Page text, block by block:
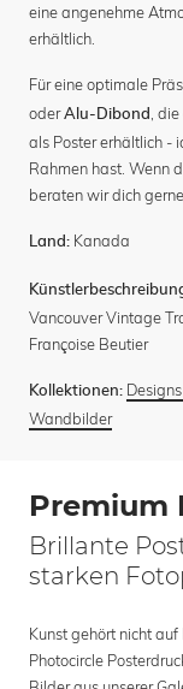
eine angenehme
erhältlich.
Für eine optimale
oderAlu-Dibond
,
als Poster erhältlich -
Rahmen hast. Wenn
beraten wir dich
Land: Kanada
Vancouver Vintage
Françoise Beutier
Kollektionen:
Wandbilder
Premium
Brillante
starken
Kunst gehört nicht
Photocircle